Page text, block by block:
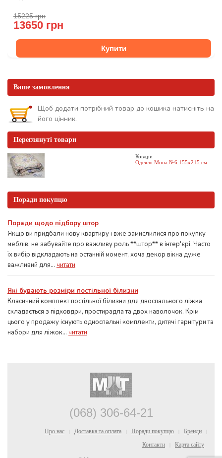
15225 грн
13650 грн
Купити
Ваше замовлення
Щоб додати потрібний товар до кошика натисніть на
його цінник.
Переглянуті товари
Ковдри
Одеяло Мона №6 155х215 см
Поради покупцю
Поради щодо підбору штор
Якщо ви придбали нову квартиру і вже замислилися про покупку
меблів, не забувайте про важливу роль **штор** в інтер'єрі. Часто
їх вибір відкладають на останній момент, хоча декор вікна дуже
важливий для... читати
Які бувають розміри постільної білизни
Класичний комплект постільної білизни для двоспального ліжка
складається з підковдри, простирадла та двох наволочок. Крім
цього у продажу існують односпальні комплекти, дитячі гарнітури та
набори для ліжок... читати
(068) 306-64-21
Про нас Доставка та оплата Поради покупцю Бренди
Контакти Карта сайту